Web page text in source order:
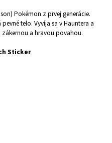
Pokémon z prvej generácie.
telo. Vyvíja sa v Hauntera a
a hravou povahou.
Sticker